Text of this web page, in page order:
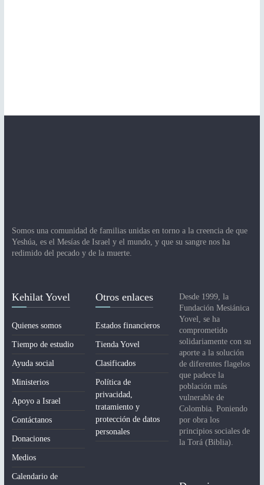
Somos una comunidad de familias unidas en torno a la creencia de que
Yeshúa, es el Mesías de Israel y el mundo, y que su sangre nos ha
redimido del pecado y de la muerte.
Kehilat Yovel
Quienes somos
Tiempo de estudio
Ayuda social
Ministerios
Apoyo a Israel
Contáctanos
Donaciones
Medios
Calendario de
Otros enlaces
Estados financieros
Tienda Yovel
Clasificados
Política de
privacidad,
tratamiento y
protección de datos
personales
Desde 1999, la
Fundación Mesiánica
Yovel, se ha
comprometido
solidariamente con su
aporte a la solución
de diferentes flagelos
que padece la
población más
vulnerable de
Colombia. Poniendo
por obra los
principios sociales de
la Torá (Biblia).